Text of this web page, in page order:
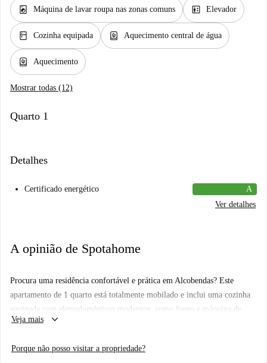
local_laundry_service Máquina de lavar roupa nas zonas comuns elevator Elevador
kitchen Cozinha equipada water_heater Aquecimento central de água
water_heater Aquecimento
Mostrar todas (12)
Quarto 1
Detalhes
Certificado energético
A
Ver detalhes
A opinião de Spotahome
Procura uma residência confortável e prática em Alcobendas? Este
apartamento de 1 quarto está totalmente mobilado e inclui uma cozinha
equipada com eletrodomésticos modernos, como forno e máquina de
lavar louça. O imóvel dispõe de aquecimento central e ar condicionado,
de alta velocidade torna este apartamento ainda mais adequado para
Veja mais keyboard_arrow_down
Porque não posso visitar a propriedade?